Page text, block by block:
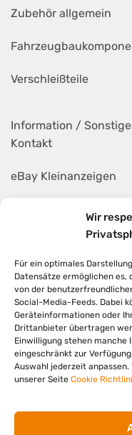
Wir
Für ein optimales
Datensätze ermöglichen es,
von der
Social-Media-Feeds. Dabei
Geräteinformationen oder
Drittanbieter übertragen
Einwilligung stehen manche
eingeschränkt zur
Auswahl jederzeit
unserer Seite Cookie
Zubehör allgemein
Verschleißteile
Information /
Kontakt
eBay Kleinanzeigen
Widerruf
© 2026